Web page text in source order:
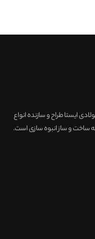
ایستا طراح و سازنده انواع
ساخت و ساز انبوه سازی است.